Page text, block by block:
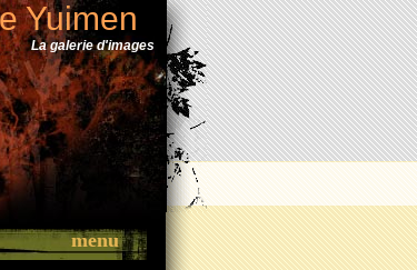
Yuimen
La galerie d'images
menu